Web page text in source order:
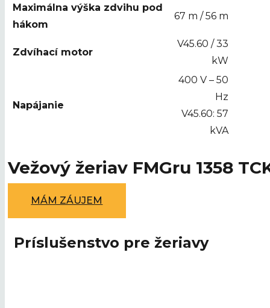
Maximálna výška zdvihu pod
hákom
67 m / 56 m
Zdvíhací motor
V45.60 / 33
kW
Napájanie
400 V – 50
Hz
V45.60: 57
kVA
Vežový žeriav FMGru 1358
MÁM ZÁUJEM
Príslušenstvo pre žeriavy